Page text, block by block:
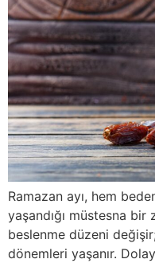
Ramazan ayı, hem
yaşandığı müstesna
beslenme düzeni
dönemleri yaşanır.